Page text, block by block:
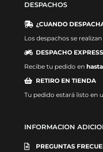
DESPACHOS
¿CUANDO
Los despachos se
DESPACHO EXPRESS
Recibe tu pedido en
RETIRO EN TIENDA
Tu pedido estará listo en
INFORMACION
PREGUNTAS